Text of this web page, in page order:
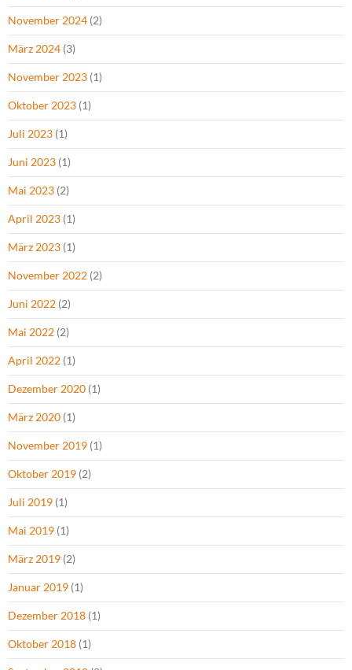
November 2024 (2)
März 2024 (3)
November 2023 (1)
Oktober 2023 (1)
Juli 2023 (1)
Juni 2023 (1)
Mai 2023 (2)
April 2023 (1)
März 2023 (1)
November 2022 (2)
Juni 2022 (2)
Mai 2022 (2)
April 2022 (1)
Dezember 2020 (1)
März 2020 (1)
November 2019 (1)
Oktober 2019 (2)
Juli 2019 (1)
Mai 2019 (1)
März 2019 (2)
Januar 2019 (1)
Dezember 2018 (1)
Oktober 2018 (1)